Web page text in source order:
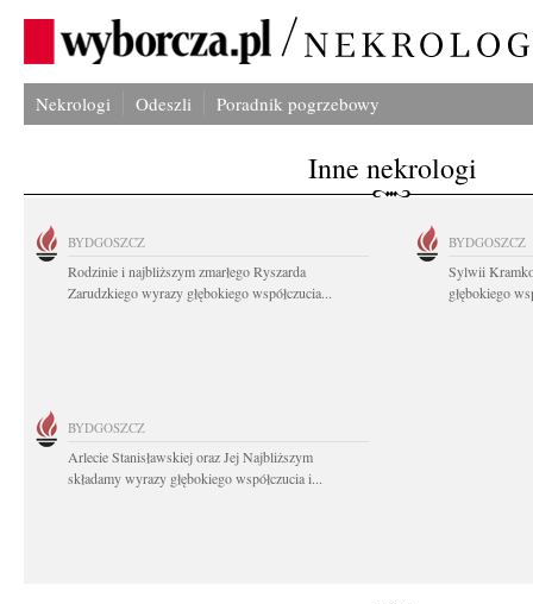
Nekrologi Odeszli Poradnik pogrzebowy
Inne nekrologi
BYDGOSZCZ
Rodzinie i najbliższym zmarłego Ryszarda
Zarudzkiego wyrazy głębokiego współczucia...
BYDGOSZCZ
Sylwii
głębokiego
BYDGOSZCZ
Arlecie Stanisławskiej oraz Jej Najbliższym
składamy wyrazy głębokiego współczucia i...